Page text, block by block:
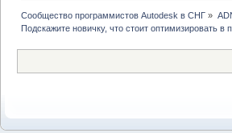
Сообщество программистов Autodesk в СНГ »
Подскажите новичку, что стоит оптимизировать в